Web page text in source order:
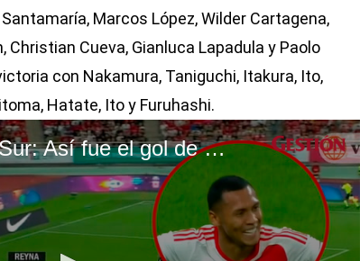
Marcos López, Wilder Cartagena,
Christian Cueva, Gianluca Lapadula y Paolo
con Nakamura, Taniguchi, Itakura, Ito,
Hatate, Ito y Furuhashi.
Perú vs. Corea del Sur: Así fue el gol de Bryan Reyna tras asistencia de Paolo Guerrero